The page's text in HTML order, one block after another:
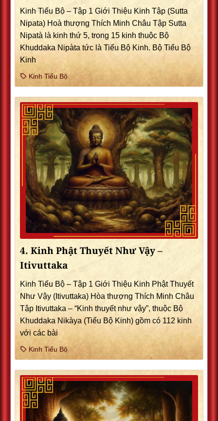
Kinh Tiểu Bộ – Tập 1 Giới Thiệu Kinh Tập (Sutta
Nipata) Hoà thượng Thích Minh Châu Tập Sutta
Nipatà là kinh thứ 5, trong 15 kinh thuộc Bộ
Khuddaka Nipàta tức là Tiểu Bộ Kinh. Bộ Tiểu Bộ
Kinh
Kinh Tiểu Bộ
4. Kinh Phật Thuyết Như Vậy –
Itivuttaka
Kinh Tiểu Bộ – Tập 1 Giới Thiệu Kinh Phật Thuyết
Như Vậy (Itivuttaka) Hòa thượng Thích Minh Châu
Tập Itivuttaka – “Kinh thuyết như vậy”, thuộc Bộ
Khuddaka Nikàya (Tiểu Bộ Kinh) gồm có 112 kinh
với các bài
Kinh Tiểu Bộ